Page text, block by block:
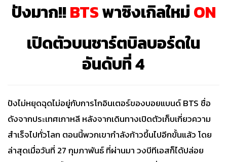
ปังมาก!!BTSพาซิงเกิลใหม่ON
เปิดตัวบนชาร์ตบิลบอร์ดใน
อันดับที่ 4
ปังไม่หยุดฉุดไม่อยู่กับการโกอินเตอร์ของบอยแบนด์ BTS ชื่อ
ดังจากประเทศเกาหลี หลังจากเดินทางเปิดตัวเก็บเกี่ยวความ
สำเร็จไปทั่วโลก ตอนนี้พวกเขากำลังก้าวขึ้นไปอีกขั้นแล้ว โดย
ล่าสุดเมื่อวันที่ 27 กุมภาพันธ์ ที่ผ่านมา วงบีทีเอสก็ได้ปล่อย